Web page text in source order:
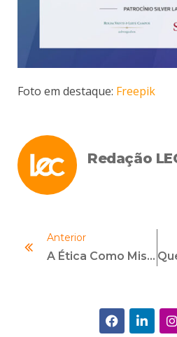
Foto em destaque: Freepik
Redação
Anterior
A Ética Como Missão Do Profissional De Contabilidade Na Agenda 2030